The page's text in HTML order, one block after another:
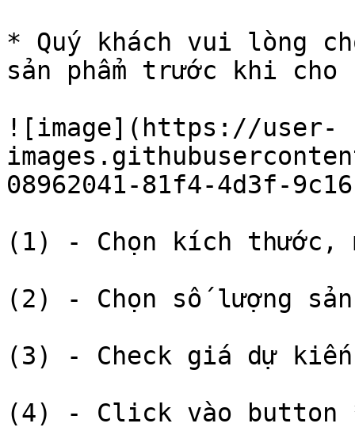
* Quý khách vui lòng
sản phẩm trước khi cho
![image](https://user-
08962041-81f4-4d3f-
(1) - Chọn kích thước,
(2) - Chọn số lượng sản
(3) - Check giá dự
(4) - Click vào button